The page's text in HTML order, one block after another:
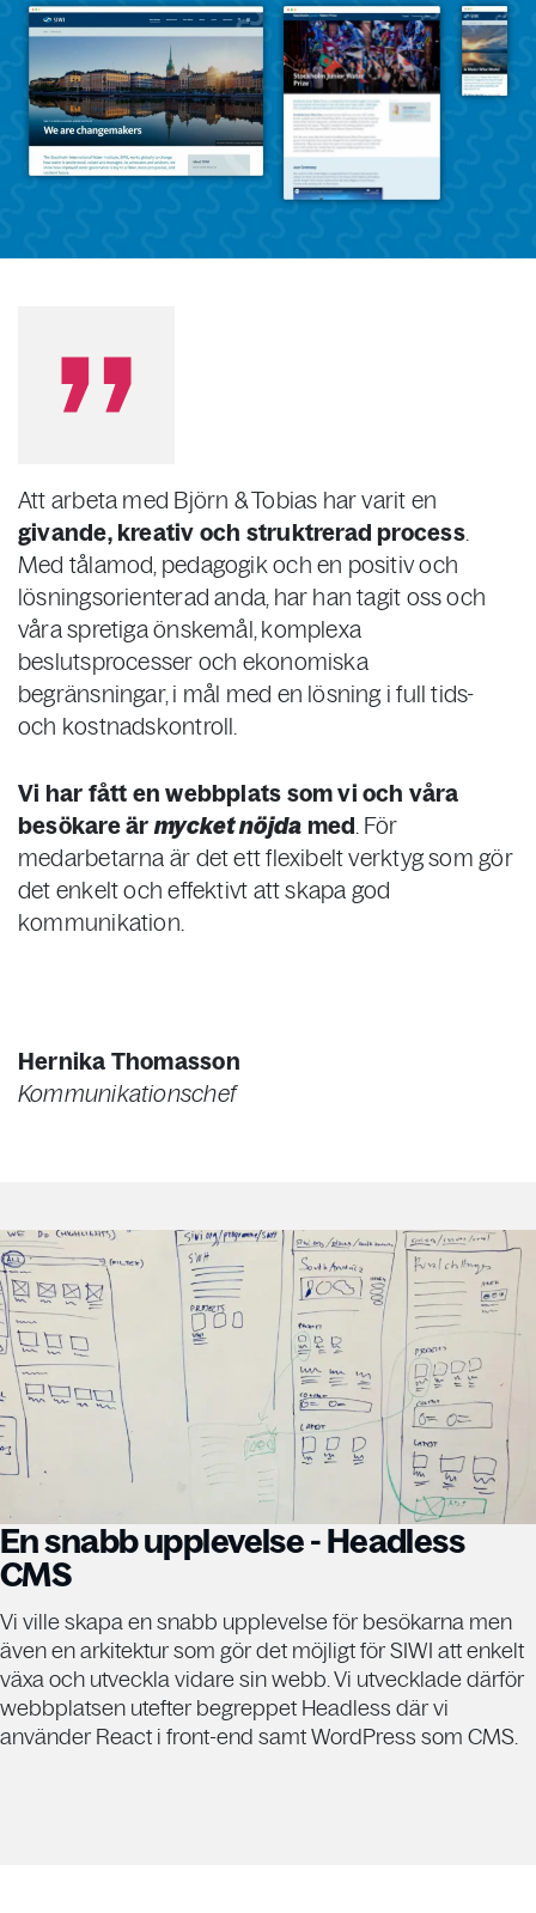
Att arbeta med Björn & Tobias har varit en
givande, kreativ och struktrerad process.
Med tålamod, pedagogik och en positiv och
lösningsorienterad anda, har han tagit oss och
våra spretiga önskemål, komplexa
beslutsprocesser och ekonomiska
begränsningar, i mål med en lösning i full tids-
och kostnadskontroll.
Vi har fått en webbplats som vi och våra
besökare är mycket nöjda med . För
medarbetarna är det ett flexibelt verktyg som gör
det enkelt och effektivt att skapa god
kommunikation.
Hernika Thomasson
Kommunikationschef
En snabb upplevelse - Headless
CMS
Vi ville skapa en snabb upplevelse för besökarna men
även en arkitektur som gör det möjligt för SIWI att enkelt
växa och utveckla vidare sin webb. Vi utvecklade därför
webbplatsen utefter begreppet Headless där vi
använder React i front-end samt WordPress som CMS.